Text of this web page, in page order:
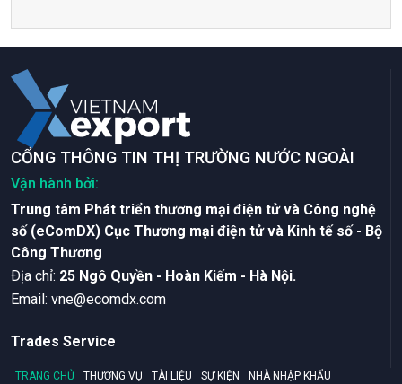
CỔNG THÔNG TIN THỊ TRƯỜNG NƯỚC NGOÀI
Vận hành bởi:
Trung tâm Phát triển thương mại điện tử và Công nghệ
số (eComDX) Cục Thương mại điện tử và Kinh tế số - Bộ
Công Thương
Ðịa chỉ: 25 Ngô Quyền - Hoàn Kiếm - Hà Nội.
Email: vne@ecomdx.com
Trades Service
TRANG CHỦ THƯƠNG VỤ TÀI LIỆU SỰ KIỆN
NHÀ NHẬP KHẨU